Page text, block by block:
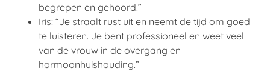
begrepen en gehoord.”
Iris: “Je straalt rust uit en neemt de tijd om goed
te luisteren. Je bent professioneel en weet veel
van de vrouw in de overgang en
hormoonhuishouding.”